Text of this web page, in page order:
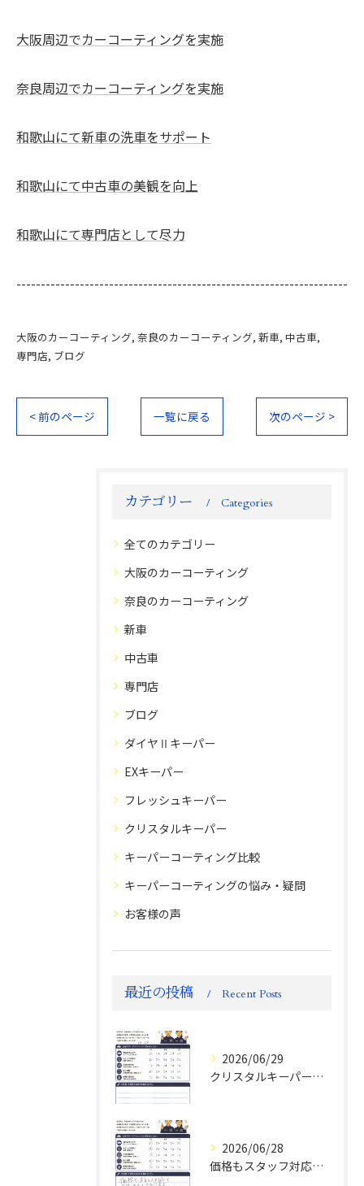
大阪周辺でカーコーティングを実施
奈良周辺でカーコーティングを実施
和歌山にて新車の洗車をサポート
和歌山にて中古車の美観を向上
和歌山にて専門店として尽力
--------------------------------------------------------------------
大阪のカーコーティング 奈良のカーコーティング 新車 中古車
専門店 ブログ
< 前のページ 一覧に戻る 次のページ >
カテゴリー Categories
全てのカテゴリー
大阪のカーコーティング
奈良のカーコーティング
新車
中古車
専門店
ブログ
ダイヤⅡキーパー
EXキーパー
フレッシュキーパー
クリスタルキーパー
キーパーコーティング比較
キーパーコーティングの悩み・疑問
お客様の声
最近の投稿 Recent Posts
2026/06/29
クリスタルキーパー評判
2026/06/28
価格もスタッフ対応も大変満足！ランドクルーザーFJお客様の声